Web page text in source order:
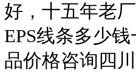
好，十五年老
EPS线条多少
品价格咨询四